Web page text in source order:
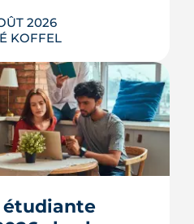
2026
KOFFEL
la dernière grande
La ZAC de
une nouvelle
veut
sans identité en
étudiante